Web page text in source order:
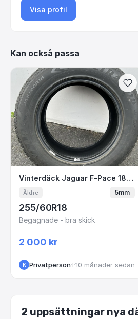
Visa profil
Kan också passa
Vinterdäck Jaguar F- Vinterdäck Jaguar F-Pace 18" Good Year
Äldre 5mm
255/60R18
Begagnade - bra skick
2 000 kr
K Privatperson· Hovås
·10 månader sedan
2 uppsättningar nya